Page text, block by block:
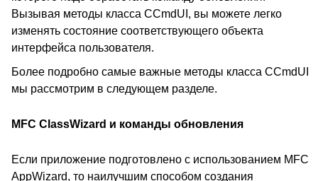
Вызывая методы класса CCmdUI, вы можете легко
изменять состояние соответствующего объекта
интерфейса пользователя.
Более подробно самые важные методы класса CCmdUI
мы рассмотрим в следующем разделе.
MFC ClassWizard и команды обновления
Если приложение подготовлено с использованием MFC
AppWizard, то наилучшим способом создания